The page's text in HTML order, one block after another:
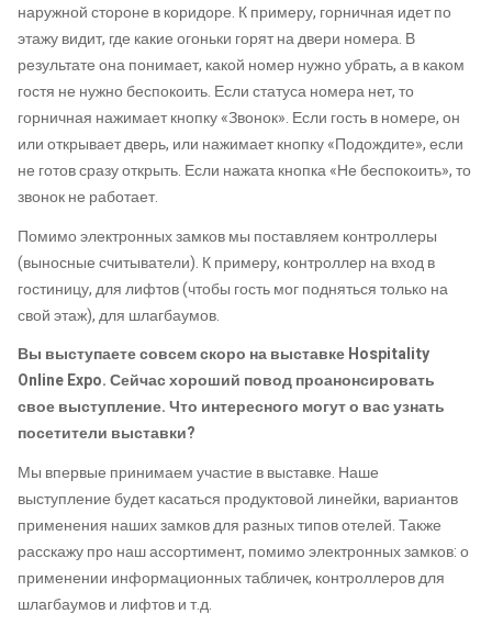
наружной стороне в коридоре. К примеру, горничная идет по
этажу видит, где какие огоньки горят на двери номера. В
результате она понимает, какой номер нужно убрать, а в каком
гостя не нужно беспокоить. Если статуса номера нет, то
горничная нажимает кнопку «Звонок». Если гость в номере, он
или открывает дверь, или нажимает кнопку «Подождите», если
не готов сразу открыть. Если нажата кнопка «Не беспокоить», то
звонок не работает.
Помимо электронных замков мы поставляем контроллеры
(выносные считыватели). К примеру, контроллер на вход в
гостиницу, для лифтов (чтобы гость мог подняться только на
свой этаж), для шлагбаумов.
Вы выступаете совсем скоро на выставке Hospitality
Online Expo. Сейчас хороший повод проанонсировать
свое выступление. Что интересного могут о вас узнать
посетители выставки?
Мы впервые принимаем участие в выставке. Наше
выступление будет касаться продуктовой линейки, вариантов
применения наших замков для разных типов отелей. Также
расскажу про наш ассортимент, помимо электронных замков: о
применении информационных табличек, контроллеров для
шлагбаумов и лифтов и т.д.